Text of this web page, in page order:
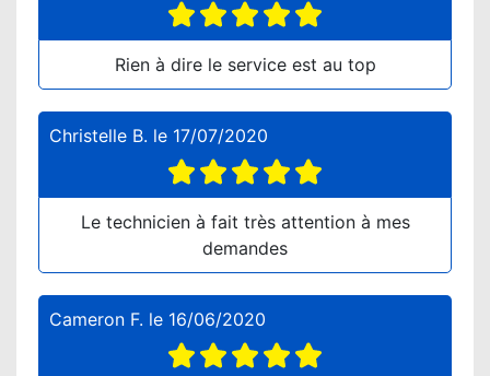
Rien à dire le service est au top
Christelle B. le 17/07/2020
Le technicien à fait très attention à mes
demandes
Cameron F. le 16/06/2020